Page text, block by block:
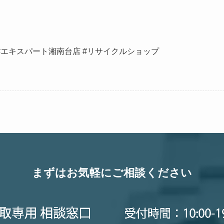
キスパート湘南台店 #リサイクルショップ
まずはお気軽にご相談ください